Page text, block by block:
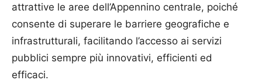
attrattive le aree dell’Appennino centrale, poiché
consente di superare le barriere geografiche e
infrastrutturali, facilitando l’accesso ai servizi
pubblici sempre più innovativi, efficienti ed
efficaci.